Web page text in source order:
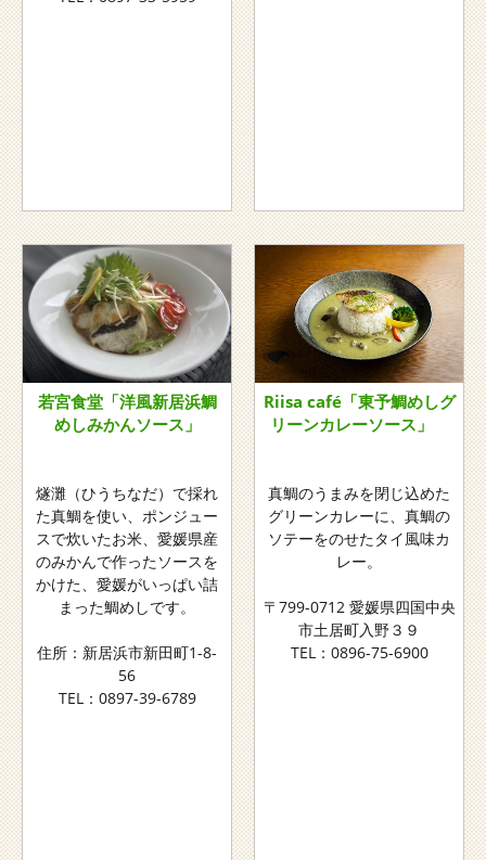
若宮食堂「洋風新居浜鯛
めしみかんソース」
燧灘（ひうちなだ）で採れ
た真鯛を使い、ポンジュー
スで炊いたお米、愛媛県産
のみかんで作ったソースを
かけた、愛媛がいっぱい詰
まった鯛めしです。
住所：新居浜市新田町1-8-
56
TEL：0897-39-6789
Riisa café「東予鯛めしグ
リーンカレーソース」
真鯛のうまみを閉じ込めた
グリーンカレーに、真鯛の
ソテーをのせたタイ風味カ
レー。
〒799-0712 愛媛県四国中央
市土居町入野３９
TEL：0896-75-6900